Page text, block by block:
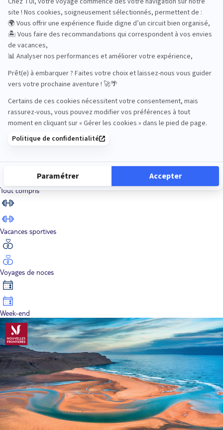
Road Trips
Sénior
Tout compris
Vacances sportives
Voyages de noces
Week-end